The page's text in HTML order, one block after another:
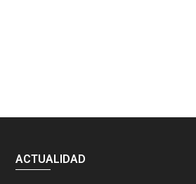
ACTUALIDAD